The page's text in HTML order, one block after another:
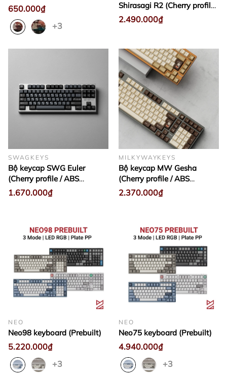
650.000₫
+3
Shirasagi R2 (Cherry profile /
ABS Double-shot)
2.490.000₫
SWAGKEYS
Bộ keycap SWG Euler
(Cherry profile / ABS
Double-shot)
1.670.000₫
MILKYWAYKEYS
Bộ keycap MW Gesha
(Cherry profile / ABS
Double-shot)
2.370.000₫
NEO
Neo98 keyboard (Prebuilt)
5.220.000₫
+3
NEO
Neo75 keyboard (Prebuilt)
4.940.000₫
+3